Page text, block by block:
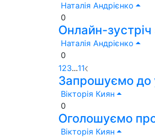
Наталія Андрієнко
0
Онлайн-
Наталія Андрієнко
0
123...11
Запрошуємо до
Вікторія Киян
0
Оголошуємо про
Вікторія Киян